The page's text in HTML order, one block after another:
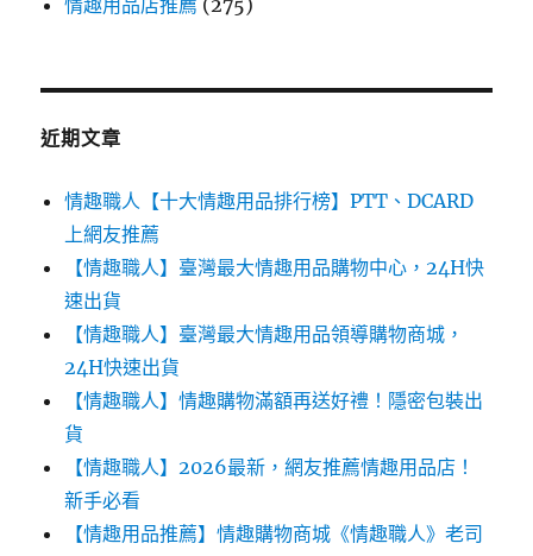
近期文章
情趣職人【十大情趣用品排行榜】PTT、DCARD
上網友推薦
【情趣職人】臺灣最大情趣用品購物中心，24H快
速出貨
【情趣職人】臺灣最大情趣用品領導購物商城，
24H快速出貨
【情趣職人】情趣購物滿額再送好禮！隱密包裝出
貨
【情趣職人】2026最新，網友推薦情趣用品店！
新手必看
【情趣用品推薦】情趣購物商城《情趣職人》老司